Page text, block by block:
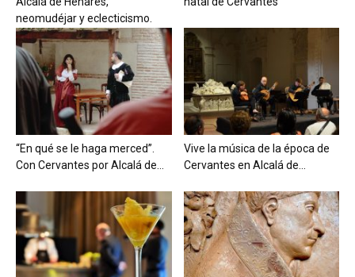
neomudéjar y eclecticismo.
“En qué se le haga merced”.
Con Cervantes por Alcalá de...
Vive la música de la época de
Cervantes en Alcalá de...